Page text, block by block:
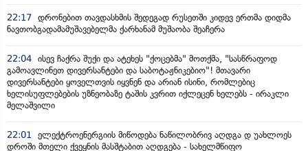
22:17 დრონებით თავდასხმის შედეგად რუსეთში კიდევ ერთმა დიდმა
ნავთობგადამამუშავებელმა ქარხანამ მუშაობა შეაჩერა
22:04 ისევ ჩაქრა შუქი და ატეხეს "ქოცებმა" მოთქმა, "სასწრაფოდ
გამოავლინეთ დივერსანტები და საბოტაჟნიკებიო"! მთავარი
დივერსანტები ყოველთვის იყვნენ და არიან ისინი, რომლებიც
ხელისუფლებების უზნეობაზე ტაშის კვრით იქლეცენ ხელებს - ირაკლი
მელაშვილი
22:01
ელექტროენერგიის მიწოდება ნაწილობრივ აღდგა დ უახლოეს
დროში მთელი ქვეყნის მასშტაბით აღდგება - სახელმწიფო